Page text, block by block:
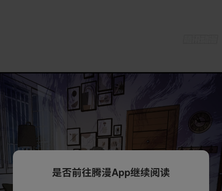
是否前往腾漫App继续阅读